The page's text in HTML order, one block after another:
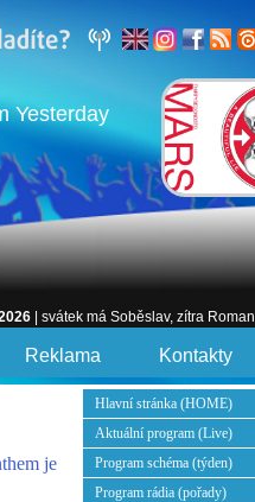
Yesterday
| svátek má Soběslav, zítra Roman
Reklama Kontakty
je
Hlavní stránka (HOME)
Aktuální program (Live)
Program schéma (týden)
Program rádia (pořady)